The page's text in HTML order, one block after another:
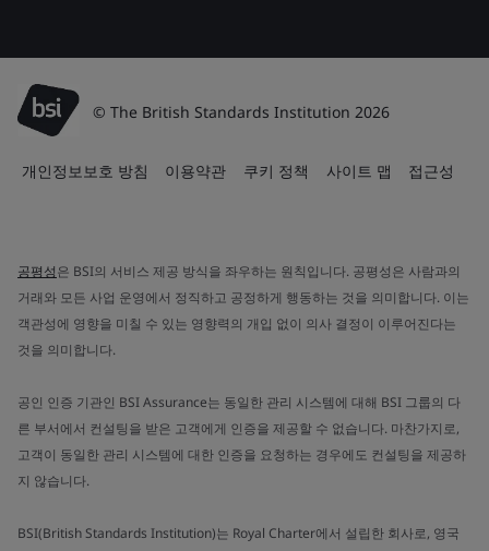
© The British Standards Institution 2026
개인정보보호 방침 이용약관 쿠키 정책 사이트 맵 접근성
공평성은 BSI의 서비스 제공 방식을 좌우하는 원칙입니다. 공평성은 사람과의
거래와 모든 사업 운영에서 정직하고 공정하게 행동하는 것을 의미합니다. 이는
객관성에 영향을 미칠 수 있는 영향력의 개입 없이 의사 결정이 이루어진다는
것을 의미합니다.
공인 인증 기관인 BSI Assurance는 동일한 관리 시스템에 대해 BSI 그룹의 다
른 부서에서 컨설팅을 받은 고객에게 인증을 제공할 수 없습니다. 마찬가지로,
고객이 동일한 관리 시스템에 대한 인증을 요청하는 경우에도 컨설팅을 제공하
지 않습니다.
BSI(British Standards Institution)는 Royal Charter에서 설립한 회사로, 영국